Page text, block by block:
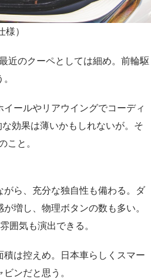
）
近のクーペとしては細め。前輪駆
ールやリアウイングでコーディ
効果は薄いかもしれないが。そ
こと。
ら、充分な独自性も備わる。ダ
増し、物理ボタンの数も多い。
囲気も演出できる。
は控えめ。日本車らしくスマー
ンだと思う。